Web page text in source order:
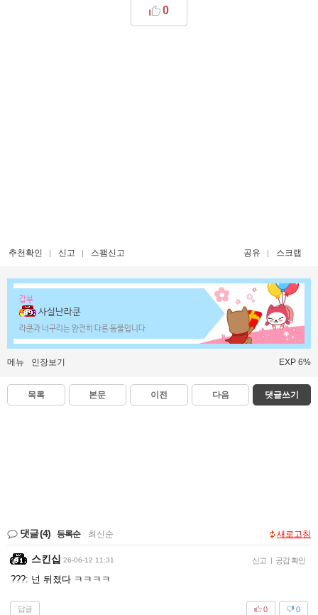
0
추천확인 신고 스팸신고 공유 스크랩
갑부
사실난라쿤
라쿤과 너구리는 완전히 다른 동물입니다
메뉴 인장보기 EXP 6%
목록 본문 이전 다음 댓글쓰기
댓글(4) 등록순 최신순 새로고침
스킨십 26-06-12 11:31 신고 | 공감 확인
???: 넌 뒤졌다 ㅋㅋㅋㅋ
답글 0
0